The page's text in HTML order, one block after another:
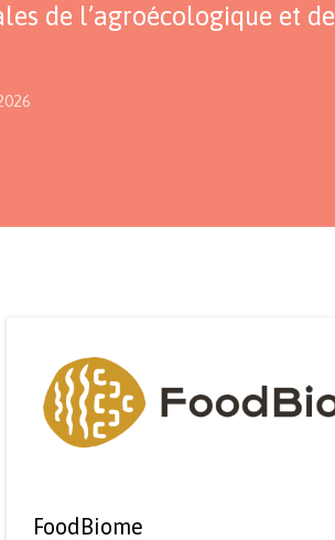
de l’agroécologique et de
FoodBiome